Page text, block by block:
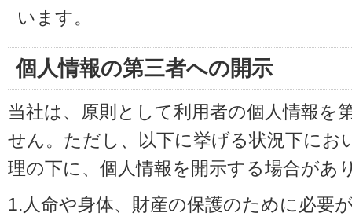
います。
個人情報の第三者への開示
当社は、原則として利用者の個人情報を
せん。ただし、以下に挙げる状況下にお
理の下に、個人情報を開示する場合があ
1.人命や身体、財産の保護のために必要